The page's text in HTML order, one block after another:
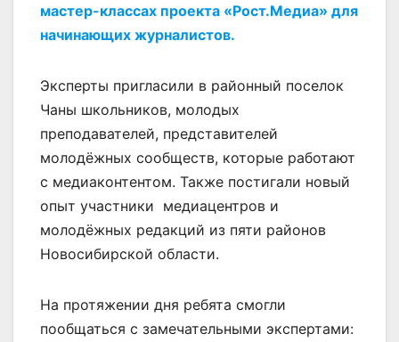
мастер-классах проекта «Рост.Медиа» для
начинающих журналистов.
Эксперты пригласили в районный поселок
Чаны школьников, молодых
преподавателей, представителей
молодёжных сообществ, которые работают
с медиаконтентом. Также постигали новый
опыт участники медиацентров и
молодёжных редакций из пяти районов
Новосибирской области.
На протяжении дня ребята смогли
пообщаться с замечательными экспертами: